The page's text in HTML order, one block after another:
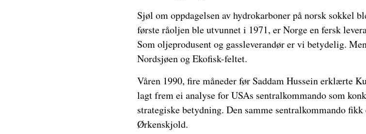
Sjøl om oppdagelsen av hydrokarboner på norsk sokkel
første råoljen ble utvunnet i 1971, er Norge en fersk
Som oljeprodusent og gassleverandør er vi betydelig.
Nordsjøen og Ekofisk-feltet.
Våren 1990, fire måneder før Saddam Hussein erklærte
lagt frem ei analyse for USAs sentralkommando som
strategiske betydning. Den samme sentralkommando
Ørkenskjold.